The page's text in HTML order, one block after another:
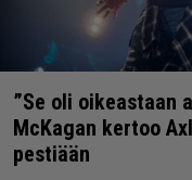
”Se oli oikeastaan
McKagan kertoo
pestiään